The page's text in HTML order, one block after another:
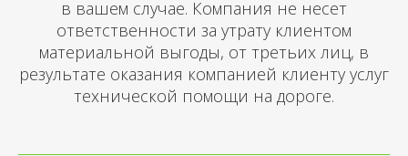
в вашем случае. Компания не несет
ответственности за утрату клиентом
материальной выгоды, от третьих лиц, в
результате оказания компанией клиенту услуг
технической помощи на дороге.